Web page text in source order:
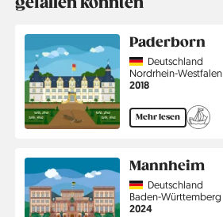
Paderborn
CountryDeutschland
Region
Nordrhein-Westfalen
Jahr
2018
Mehr lesen
Mannheim
CountryDeutschland
Region
Baden-Württemberg
Jahr
2024